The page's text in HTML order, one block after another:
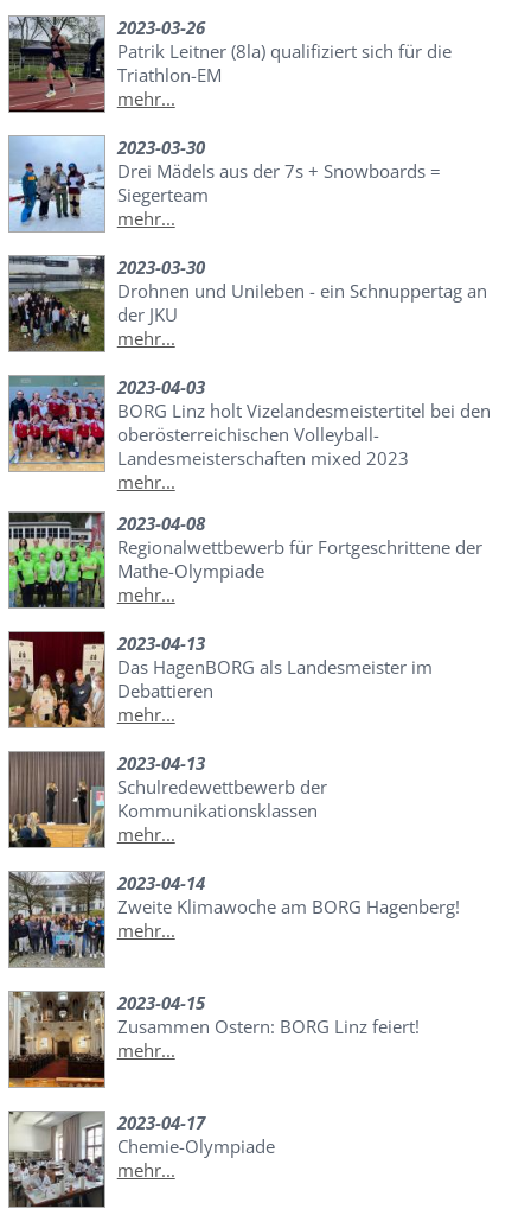
2023-03-26
Patrik Leitner (8la) qualifiziert sich für die
Triathlon-EM
mehr...
2023-03-30
Drei Mädels aus der 7s + Snowboards =
Siegerteam
mehr...
2023-03-30
Drohnen und Unileben - ein Schnuppertag an
der JKU
mehr...
2023-04-03
BORG Linz holt Vizelandesmeistertitel bei den
oberösterreichischen Volleyball-
Landesmeisterschaften mixed 2023
mehr...
2023-04-08
Regionalwettbewerb für Fortgeschrittene der
Mathe-Olympiade
mehr...
2023-04-13
Das HagenBORG als Landesmeister im
Debattieren
mehr...
2023-04-13
Schulredewettbewerb der
Kommunikationsklassen
mehr...
2023-04-14
Zweite Klimawoche am BORG Hagenberg!
mehr...
2023-04-15
Zusammen Ostern: BORG Linz feiert!
mehr...
2023-04-17
Chemie-Olympiade
mehr...